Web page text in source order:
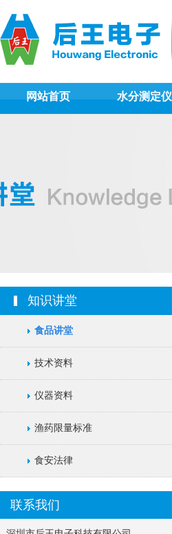
网站首页 水分测定仪
知识讲堂
食品讲堂
技术资料
仪器资料
渔药限量标准
食安法律
联系我们